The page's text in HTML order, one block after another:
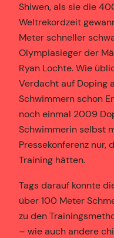
Shiwen, als sie die
Weltrekordzeit
Meter schneller
Olympiasieger der
Ryan Lochte. Wie
Verdacht auf Doping
Schwimmern schon
noch einmal 2009
Schwimmerin selbst
Pressekonferenz nur,
Training hätten.
Tags darauf konnte
über 100 Meter
zu den
– wie auch andere